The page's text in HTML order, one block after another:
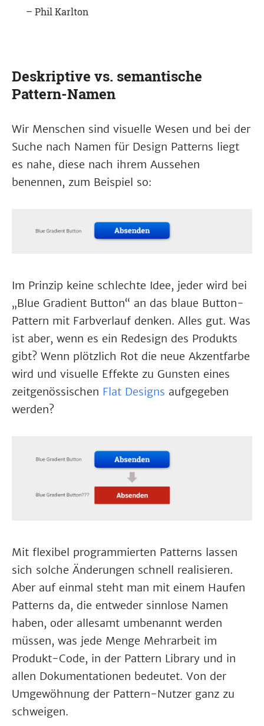
– Phil Karlton
Deskriptive vs. semantische
Pattern-Namen
Wir Menschen sind visuelle Wesen und bei der
Suche nach Namen für Design Patterns liegt
es nahe, diese nach ihrem Aussehen
benennen, zum Beispiel so:
Im Prinzip keine schlechte Idee, jeder wird bei
„Blue Gradient Button“ an das blaue Button-
Pattern mit Farbverlauf denken. Alles gut. Was
ist aber, wenn es ein Redesign des Produkts
gibt? Wenn plötzlich Rot die neue Akzentfarbe
wird und visuelle Effekte zu Gunsten eines
zeitgenössischen Flat Designs aufgegeben
werden?
Mit flexibel programmierten Patterns lassen
sich solche Änderungen schnell realisieren.
Aber auf einmal steht man mit einem Haufen
Patterns da, die entweder sinnlose Namen
haben, oder allesamt umbenannt werden
müssen, was jede Menge Mehrarbeit im
Produkt-Code, in der Pattern Library und in
allen Dokumentationen bedeutet. Von der
Umgewöhnung der Pattern-Nutzer ganz zu
schweigen.